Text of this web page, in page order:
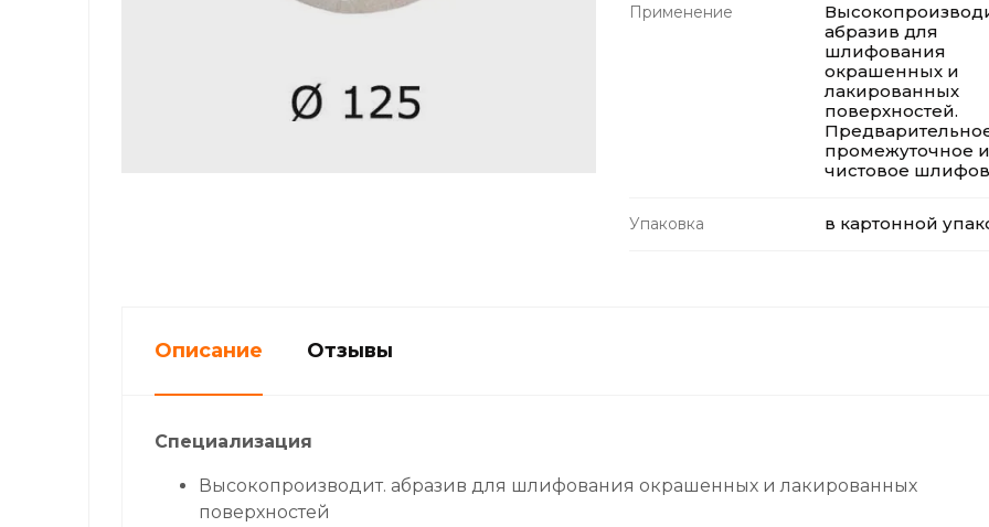
Применение
абразив для
шлифования
окрашенных и
лакированных
поверхностей.
промежуточное
чистовое
Упаковка в картонной
Описание Отзывы
Специализация
Высокопроизводит. абразив для шлифования окрашенных и лакированных
поверхностей